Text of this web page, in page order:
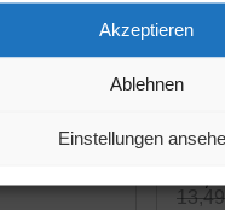
Akzeptieren
Ablehnen
Einstellungen